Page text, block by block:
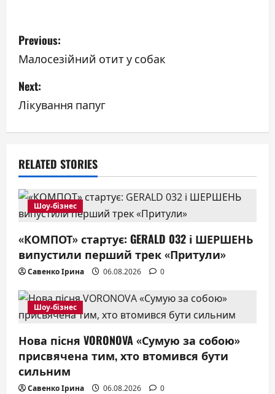
P
o
s
t
n
a
v
i
g
a
t
i
o
n
Previous:
Малосезійний отит у собак
Next:
Лікування папуг
RELATED STORIES
Шоу-бізнес
«КОМПОТ» стартує: GERALD 032 і ШЕРШЕНЬ
випустили перший трек «Притули»
Савенко Ірина 06.08.2026 0
Шоу-бізнес
Нова пісня VORONOVA «Сумую за собою»
присвячена тим, хто втомився бути
сильним
Савенко Ірина 06.08.2026 0